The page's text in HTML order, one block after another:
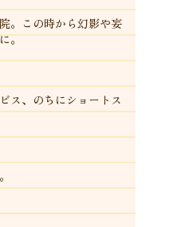
。この時から幻影や妄
。
ス、のちにショートス